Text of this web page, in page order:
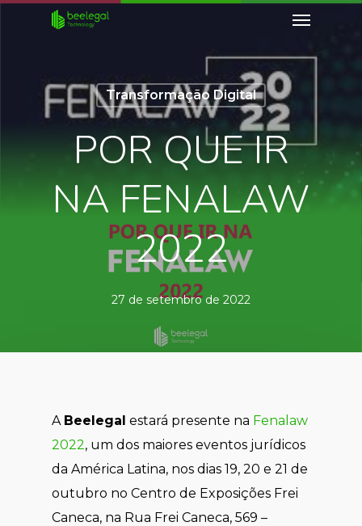
Transformação Digital
POR QUE IR
NA FENALAW
2022
27 de setembro de 2022
A Beelegal estará presente na Fenalaw
2022, um dos maiores eventos jurídicos
da América Latina, nos dias 19, 20 e 21 de
outubro no Centro de Exposições Frei
Caneca, na Rua Frei Caneca, 569 –